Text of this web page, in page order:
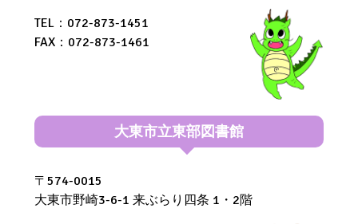
TEL：072-873-1451
FAX：072-873-1461
大東市立東部図書館
〒574-0015
大東市野崎3-6-1 来ぶらり四条 1・2階